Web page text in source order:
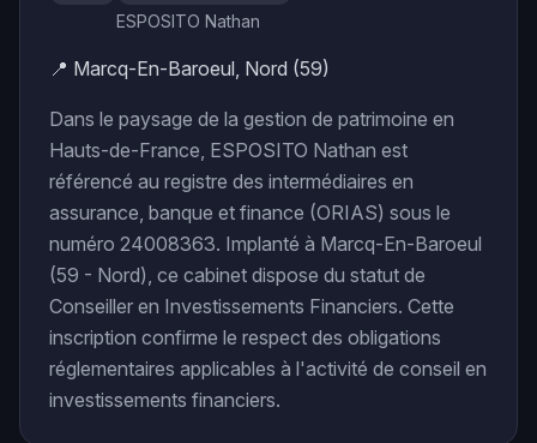
ESPOSITO Nathan
📍 Marcq-En-Baroeul, Nord (59)
Dans le paysage de la gestion de patrimoine en
Hauts-de-France, ESPOSITO Nathan est
référencé au registre des intermédiaires en
assurance, banque et finance (ORIAS) sous le
numéro 24008363. Implanté à Marcq-En-Baroeul
(59 - Nord), ce cabinet dispose du statut de
Conseiller en Investissements Financiers. Cette
inscription confirme le respect des obligations
réglementaires applicables à l'activité de conseil en
investissements financiers.